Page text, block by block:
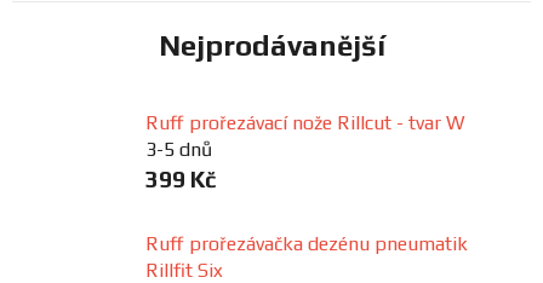
Nejprodávanější
Ruff prořezávací nože Rillcut - tvar W
3-5 dnů
399 Kč
Ruff prořezávačka dezénu pneumatik
Rillfit Six